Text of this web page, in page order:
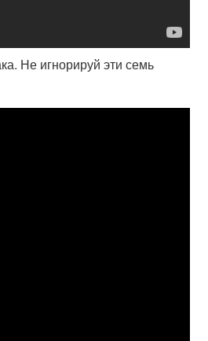
Не игнорируй эти семь